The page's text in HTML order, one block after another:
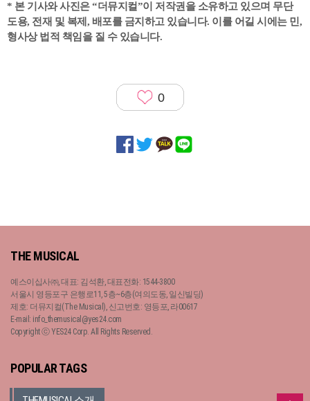
* 본 기사와 사진은 “더뮤지컬”이 저작권을 소유하고 있으며 무단
도용, 전재 및 복제, 배포를 금지하고 있습니다. 이를 어길 시에는 민,
형사상 법적 책임을 질 수 있습니다.
0
THE MUSICAL
예스이십사㈜, 대표: 김석환, 대표전화: 1544-3800
서울시 영등포구 은행로11, 5층~6층(여의도동, 일신빌딩)
제호: 더뮤지컬(The Musical), 신고번호: 영등포, 라00617
E-mail: info_themusical@yes24.com
Copyright ⓒ YES24 Corp. All Rights Reserved.
POPULAR TAGS